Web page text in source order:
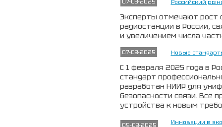
07-03-2025 Российский
Эксперты отмечают рост
радиостанции в России,
и увеличением числа
07-03-2025 Новые
С 1 февраля 2025 года в
стандарт
разработан НИИР для
безопасности связи. Все
устройства к новым
05-03-2025
Инновации в